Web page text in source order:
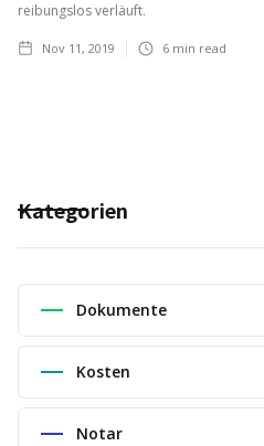
reibungslos verläuft.
Nov 11, 2019 6 min read
Kategorien
Dokumente
Kosten
Notar